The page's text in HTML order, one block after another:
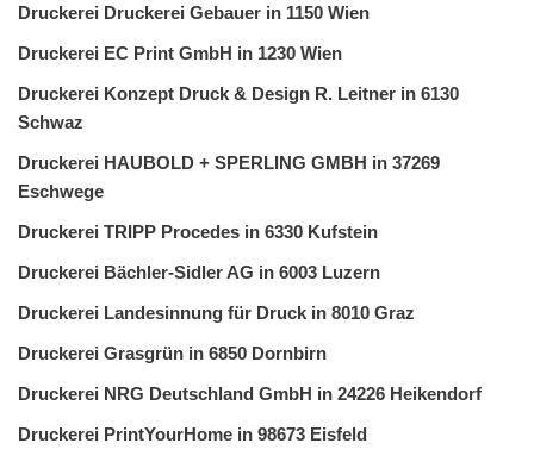
Druckerei Druckerei Gebauer in 1150 Wien
Druckerei EC Print GmbH in 1230 Wien
Druckerei Konzept Druck & Design R. Leitner in 6130
Schwaz
Druckerei HAUBOLD + SPERLING GMBH in 37269
Eschwege
Druckerei TRIPP Procedes in 6330 Kufstein
Druckerei Bächler-Sidler AG in 6003 Luzern
Druckerei Landesinnung für Druck in 8010 Graz
Druckerei Grasgrün in 6850 Dornbirn
Druckerei NRG Deutschland GmbH in 24226 Heikendorf
Druckerei PrintYourHome in 98673 Eisfeld